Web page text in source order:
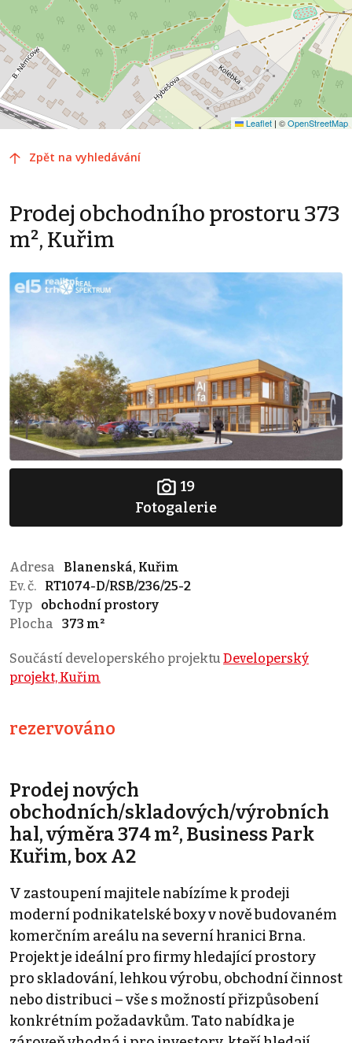
Leaflet | ©OpenStreetMap
Zpět na vyhledávání
Prodej obchodního prostoru 373
m², Kuřim
19
Fotogalerie
Adresa
Blanenská, Kuřim
Ev. č.
RT1074-D/RSB/236/25-2
Typ
obchodní prostory
Plocha
373 m²
Součástí developerského projektu Developerský
projekt, Kuřim
rezervováno
Prodej nových
obchodních/skladových/výrobních
hal, výměra 374 m², Business Park
Kuřim, box A2
V zastoupení majitele nabízíme k prodeji
moderní podnikatelské boxy v nově budovaném
komerčním areálu na severní hranici Brna.
Projekt je ideální pro firmy hledající prostory
pro skladování, lehkou výrobu, obchodní činnost
nebo distribuci – vše s možností přizpůsobení
konkrétním požadavkům. Tato nabídka je